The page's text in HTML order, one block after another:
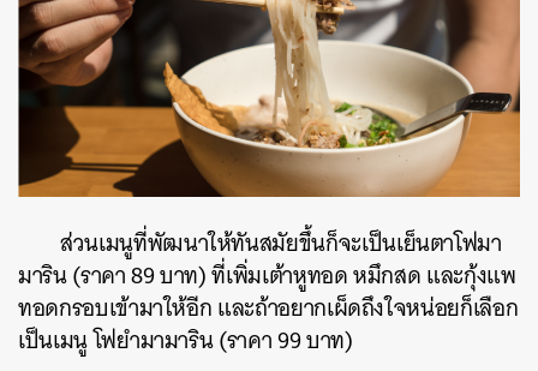
ส่วนเมนูที่พัฒนาให้ทันสมัยขึ้นก็จะเป็นเย็นตาโฟมา
มาริน (ราคา 89 บาท) ที่เพิ่มเต้าหูทอด หมึกสด และกุ้งแพ
ทอดกรอบเข้ามาให้อีก และถ้าอยากเผ็ดถึงใจหน่อยก็เลือก
เป็นเมนู โฟยำมามาริน (ราคา 99 บาท)